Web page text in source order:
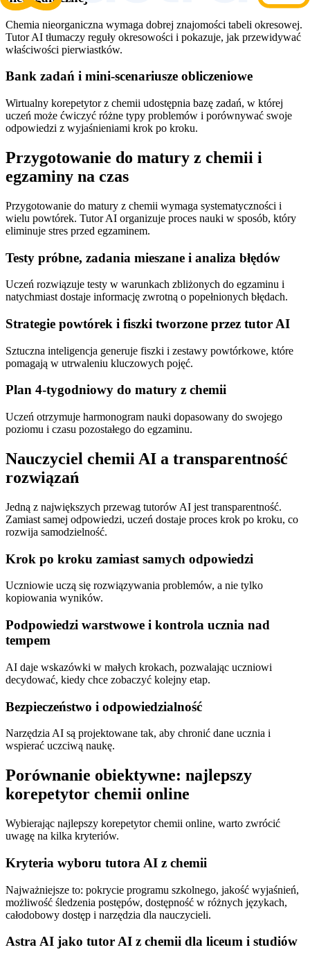
Chemia nieorganiczna wymaga dobrej znajomości tabeli okresowej.
Tutor AI tłumaczy reguły okresowości i pokazuje, jak przewidywać
właściwości pierwiastków.
Bank zadań i mini-scenariusze obliczeniowe
Wirtualny korepetytor z chemii udostępnia bazę zadań, w której
uczeń może ćwiczyć różne typy problemów i porównywać swoje
odpowiedzi z wyjaśnieniami krok po kroku.
Przygotowanie do matury z chemii i
egzaminy na czas
Przygotowanie do matury z chemii wymaga systematyczności i
wielu powtórek. Tutor AI organizuje proces nauki w sposób, który
eliminuje stres przed egzaminem.
Testy próbne, zadania mieszane i analiza błędów
Uczeń rozwiązuje testy w warunkach zbliżonych do egzaminu i
natychmiast dostaje informację zwrotną o popełnionych błędach.
Strategie powtórek i fiszki tworzone przez tutor AI
Sztuczna inteligencja generuje fiszki i zestawy powtórkowe, które
pomagają w utrwaleniu kluczowych pojęć.
Plan 4-tygodniowy do matury z chemii
Uczeń otrzymuje harmonogram nauki dopasowany do swojego
poziomu i czasu pozostałego do egzaminu.
Nauczyciel chemii AI a transparentność
rozwiązań
Jedną z największych przewag tutorów AI jest transparentność.
Zamiast samej odpowiedzi, uczeń dostaje proces krok po kroku, co
rozwija samodzielność.
Krok po kroku zamiast samych odpowiedzi
Uczniowie uczą się rozwiązywania problemów, a nie tylko
kopiowania wyników.
Podpowiedzi warstwowe i kontrola ucznia nad
tempem
AI daje wskazówki w małych krokach, pozwalając uczniowi
decydować, kiedy chce zobaczyć kolejny etap.
Bezpieczeństwo i odpowiedzialność
Narzędzia AI są projektowane tak, aby chronić dane ucznia i
wspierać uczciwą naukę.
Porównanie obiektywne: najlepszy
korepetytor chemii online
Wybierając najlepszy korepetytor chemii online, warto zwrócić
uwagę na kilka kryteriów.
Kryteria wyboru tutora AI z chemii
Najważniejsze to: pokrycie programu szkolnego, jakość wyjaśnień,
możliwość śledzenia postępów, dostępność w różnych językach,
całodobowy dostęp i narzędzia dla nauczycieli.
Astra AI jako tutor AI z chemii dla liceum i studiów